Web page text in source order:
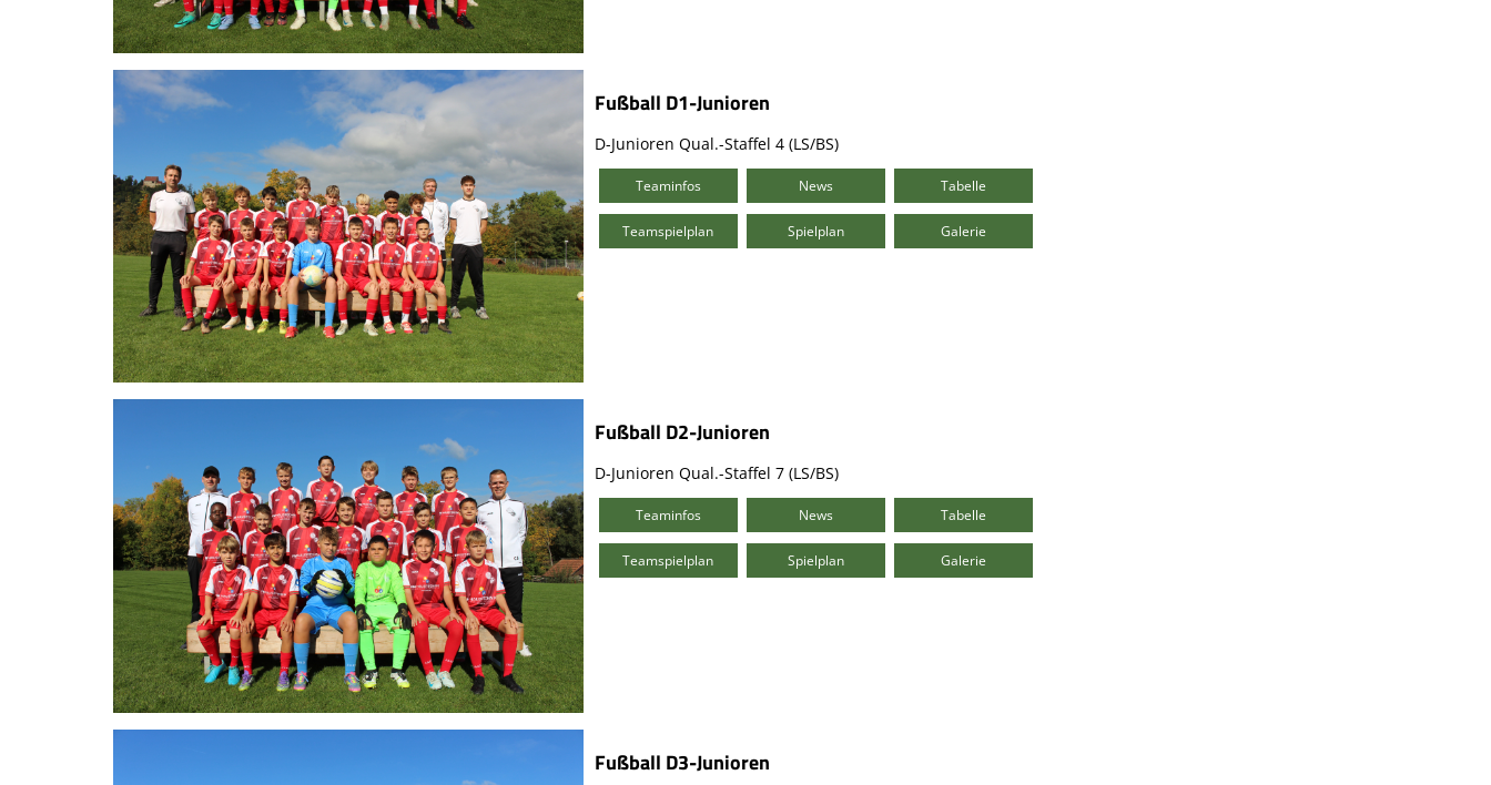
Fußball D1-Junioren
D-Junioren Qual.-Staffel 4 (LS/BS)
Teaminfos News Tabelle
Teamspielplan Spielplan Galerie
Fußball D2-Junioren
D-Junioren Qual.-Staffel 7 (LS/BS)
Teaminfos News Tabelle
Teamspielplan Spielplan Galerie
Fußball D3-Junioren